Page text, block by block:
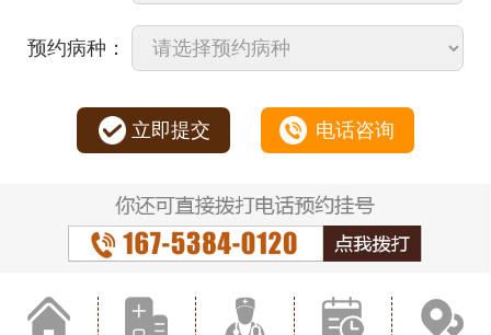
预约病种：
立即提交 电话咨询